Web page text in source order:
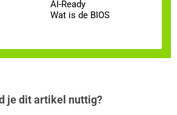
AI-Ready
Wat is de BIOS
je dit artikel nuttig?